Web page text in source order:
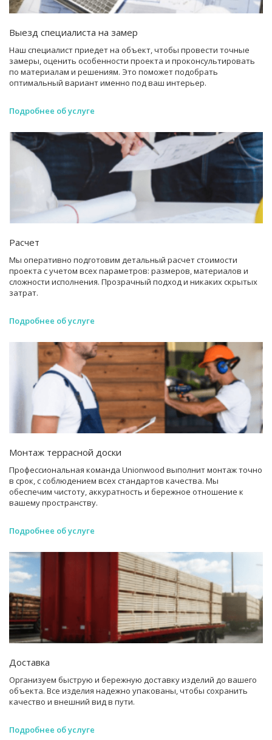
Выезд специалиста на замер
Наш специалист приедет на объект, чтобы провести точные
замеры, оценить особенности проекта и проконсультировать
по материалам и решениям. Это поможет подобрать
оптимальный вариант именно под ваш интерьер.
Подробнее об услуге
Расчет
Мы оперативно подготовим детальный расчет стоимости
проекта с учетом всех параметров: размеров, материалов и
сложности исполнения. Прозрачный подход и никаких скрытых
затрат.
Подробнее об услуге
Монтаж террасной доски
Профессиональная команда Unionwood выполнит монтаж точно
в срок, с соблюдением всех стандартов качества. Мы
обеспечим чистоту, аккуратность и бережное отношение к
вашему пространству.
Подробнее об услуге
Доставка
Организуем быструю и бережную доставку изделий до вашего
объекта. Все изделия надежно упакованы, чтобы сохранить
качество и внешний вид в пути.
Подробнее об услуге